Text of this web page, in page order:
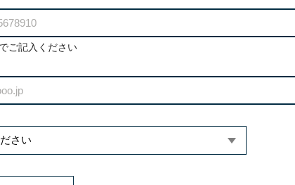
ご記入ください